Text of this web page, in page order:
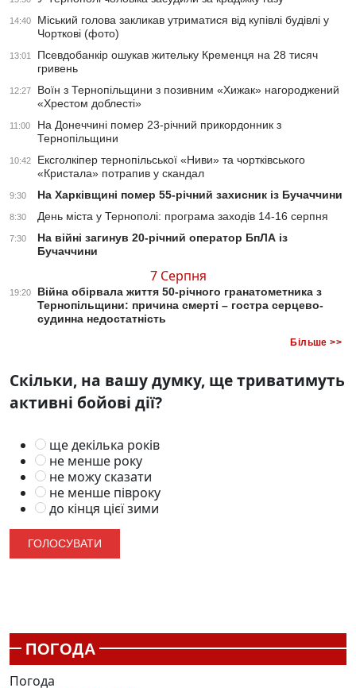
14:40
Міський голова закликав утриматися від купівлі будівлі у
Чорткові (фото)
13:01
Псевдобанкір ошукав жительку Кременця на 28 тисяч
гривень
12:27
Воїн з Тернопільщини з позивним «Хижак» нагороджений
«Хрестом доблесті»
11:00
На Донеччині помер 23-річний прикордонник з
Тернопільщини
10:42
Ексголкіпер тернопільської «Ниви» та чортківського
«Кристала» потрапив у скандал
9:30 На Харківщині помер 55-річний захисник із Бучаччини
8:30 День міста у Тернополі: програма заходів 14-16 серпня
7:30
На війні загинув 20-річний оператор БпЛА із
Бучаччини
7 Серпня
19:20
Війна обірвала життя 50-річного гранатометника з
Тернопільщини: причина смерті – гостра серцево-
судинна недостатність
Більше >>
Скільки, на вашу думку, ще триватимуть
активні бойові дії?
ще декілька років
не менше року
не можу сказати
не менше півроку
до кінця цієї зими
ПОГОДА
Погода